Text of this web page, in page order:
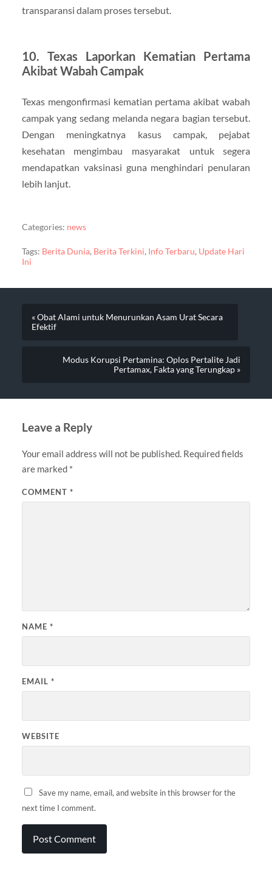
transparansi dalam proses tersebut.
10. Texas Laporkan Kematian Pertama
Akibat Wabah Campak
Texas mengonfirmasi kematian pertama akibat wabah
campak yang sedang melanda negara bagian tersebut.
Dengan meningkatnya kasus campak, pejabat
kesehatan mengimbau masyarakat untuk segera
mendapatkan vaksinasi guna menghindari penularan
lebih lanjut.
Categories: news
Tags: Berita Dunia, Berita Terkini, Info Terbaru, Update Hari
Ini
« Obat Alami untuk Menurunkan Asam Urat Secara
Efektif
Modus Korupsi Pertamina: Oplos Pertalite Jadi
Pertamax, Fakta yang Terungkap »
Leave a Reply
Your email address will not be published. Required fields
are marked *
COMMENT *
NAME *
EMAIL *
WEBSITE
Save my name, email, and website in this browser for the
next time I comment.